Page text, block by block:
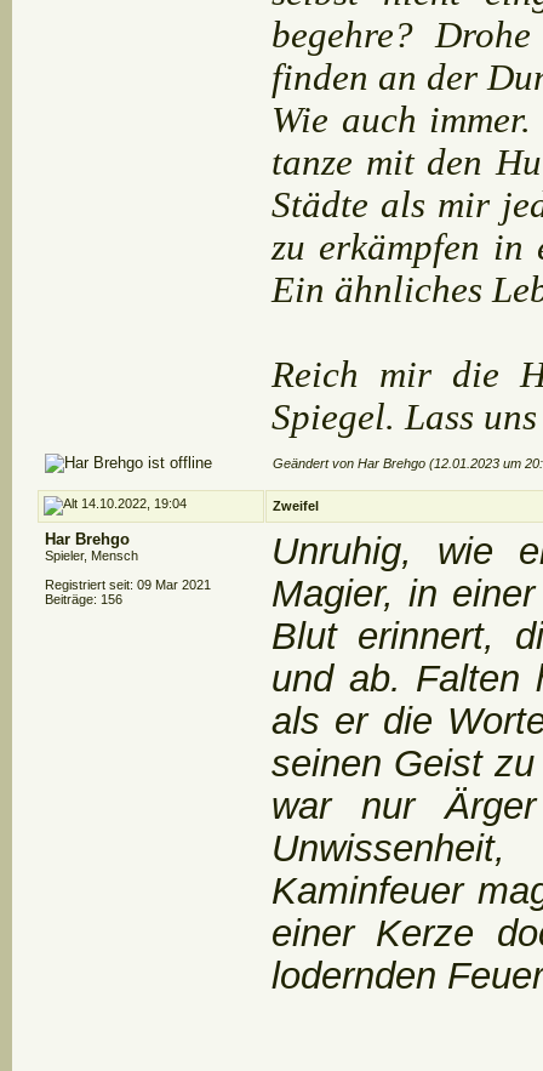
begehre?
finden an der
Wie auch
tanze mit den
Städte als mir
zu erkämpfen in
Ein ähnliches
Reich mir die
Spiegel. Lass
Geändert von Har Brehgo (12.01.2023 um
14.10.2022, 19:04 Zweifel
Har Brehgo
Spieler, Mensch
Registriert seit: 09 Mar 2021
Beiträge: 156
Unruhig, wie
Magier, in
Blut erinnert,
und ab. Falten
als er die
seinen Geist
war nur
Kaminfeuer
einer Kerze
lodernden